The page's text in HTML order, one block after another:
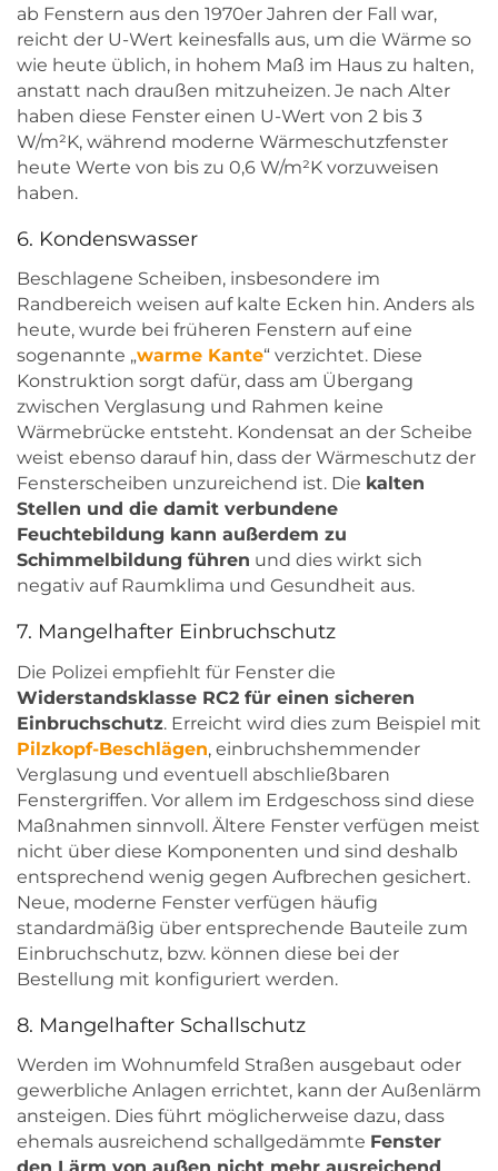
ab Fenstern aus den 1970er Jahren der Fall war,
reicht der U-Wert keinesfalls aus, um die Wärme so
wie heute üblich, in hohem Maß im Haus zu halten,
anstatt nach draußen mitzuheizen. Je nach Alter
haben diese Fenster einen U-Wert von 2 bis 3
W/m²K, während moderne Wärmeschutzfenster
heute Werte von bis zu 0,6 W/m²K vorzuweisen
haben.
6. Kondenswasser
Beschlagene Scheiben, insbesondere im
Randbereich weisen auf kalte Ecken hin. Anders als
heute, wurde bei früheren Fenstern auf eine
sogenannte „warme Kante“ verzichtet. Diese
Konstruktion sorgt dafür, dass am Übergang
zwischen Verglasung und Rahmen keine
Wärmebrücke entsteht. Kondensat an der Scheibe
weist ebenso darauf hin, dass der Wärmeschutz der
Fensterscheiben unzureichend ist. Die kalten
Stellen und die damit verbundene
Feuchtebildung kann außerdem zu
Schimmelbildung führen und dies wirkt sich
negativ auf Raumklima und Gesundheit aus.
7. Mangelhafter Einbruchschutz
Die Polizei empfiehlt für Fenster die
Widerstandsklasse RC2 für einen sicheren
Einbruchschutz. Erreicht wird dies zum Beispiel mit
Pilzkopf-Beschlägen, einbruchshemmender
Verglasung und eventuell abschließbaren
Fenstergriffen. Vor allem im Erdgeschoss sind diese
Maßnahmen sinnvoll. Ältere Fenster verfügen meist
nicht über diese Komponenten und sind deshalb
entsprechend wenig gegen Aufbrechen gesichert.
Neue, moderne Fenster verfügen häufig
standardmäßig über entsprechende Bauteile zum
Einbruchschutz, bzw. können diese bei der
Bestellung mit konfiguriert werden.
8. Mangelhafter Schallschutz
Werden im Wohnumfeld Straßen ausgebaut oder
gewerbliche Anlagen errichtet, kann der Außenlärm
ansteigen. Dies führt möglicherweise dazu, dass
ehemals ausreichend schallgedämmte Fenster